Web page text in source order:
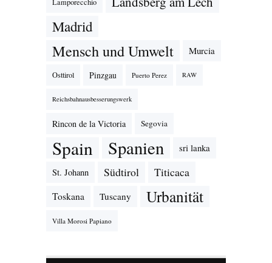
Madrid
Mensch und Umwelt Murcia
Osttirol Pinzgau Puerto Perez RAW
Reichsbahnausbesserungswerk
Rincon de la Victoria Segovia
Spain Spanien sri lanka
St. Johann Südtirol Titicaca
Toskana Tuscany Urbanität
Villa Morosi Papiano